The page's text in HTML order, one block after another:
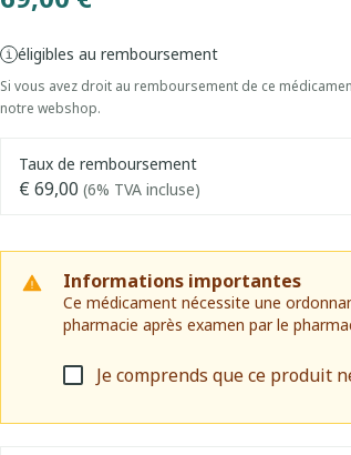
éligibles au remboursement
Si vous avez droit au remboursement de ce
notre webshop.
Taux de remboursement
€ 69,00 (6% TVA incluse)
Informations importantes
Ce médicament nécessite une
pharmacie après examen par le
Je comprends que ce produit